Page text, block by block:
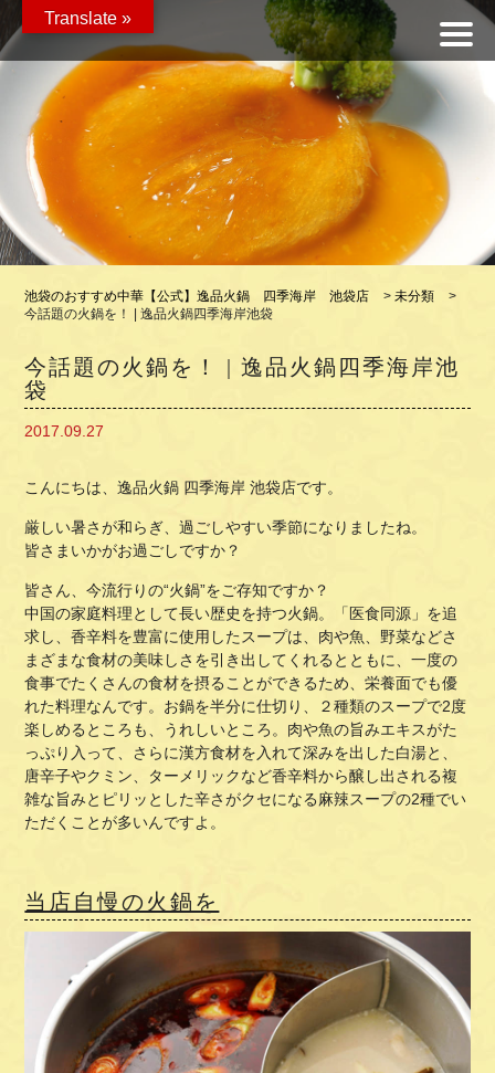
池袋のおすすめ中華【公式】逸品火鍋 四季海岸 池袋店 >未分類
>
今話題の火鍋を！ | 逸品火鍋四季海岸池袋
今話題の火鍋を！ | 逸品火鍋四季海岸池
袋
2017.09.27
こんにちは、逸品火鍋 四季海岸 池袋店です。
厳しい暑さが和らぎ、過ごしやすい季節になりましたね。
皆さまいかがお過ごしですか？
皆さん、今流行りの“火鍋”をご存知ですか？
中国の家庭料理として長い歴史を持つ火鍋。「医食同源」を追
求し、香辛料を豊富に使用したスープは、肉や魚、野菜などさ
まざまな食材の美味しさを引き出してくれるとともに、一度の
食事でたくさんの食材を摂ることができるため、栄養面でも優
れた料理なんです。お鍋を半分に仕切り、２種類のスープで2度
楽しめるところも、うれしいところ。肉や魚の旨みエキスがた
っぷり入って、さらに漢方食材を入れて深みを出した白湯と、
唐辛子やクミン、ターメリックなど香辛料から醸し出される複
雑な旨みとピリッとした辛さがクセになる麻辣スープの2種でい
ただくことが多いんですよ。
当店自慢の火鍋を
Translate »